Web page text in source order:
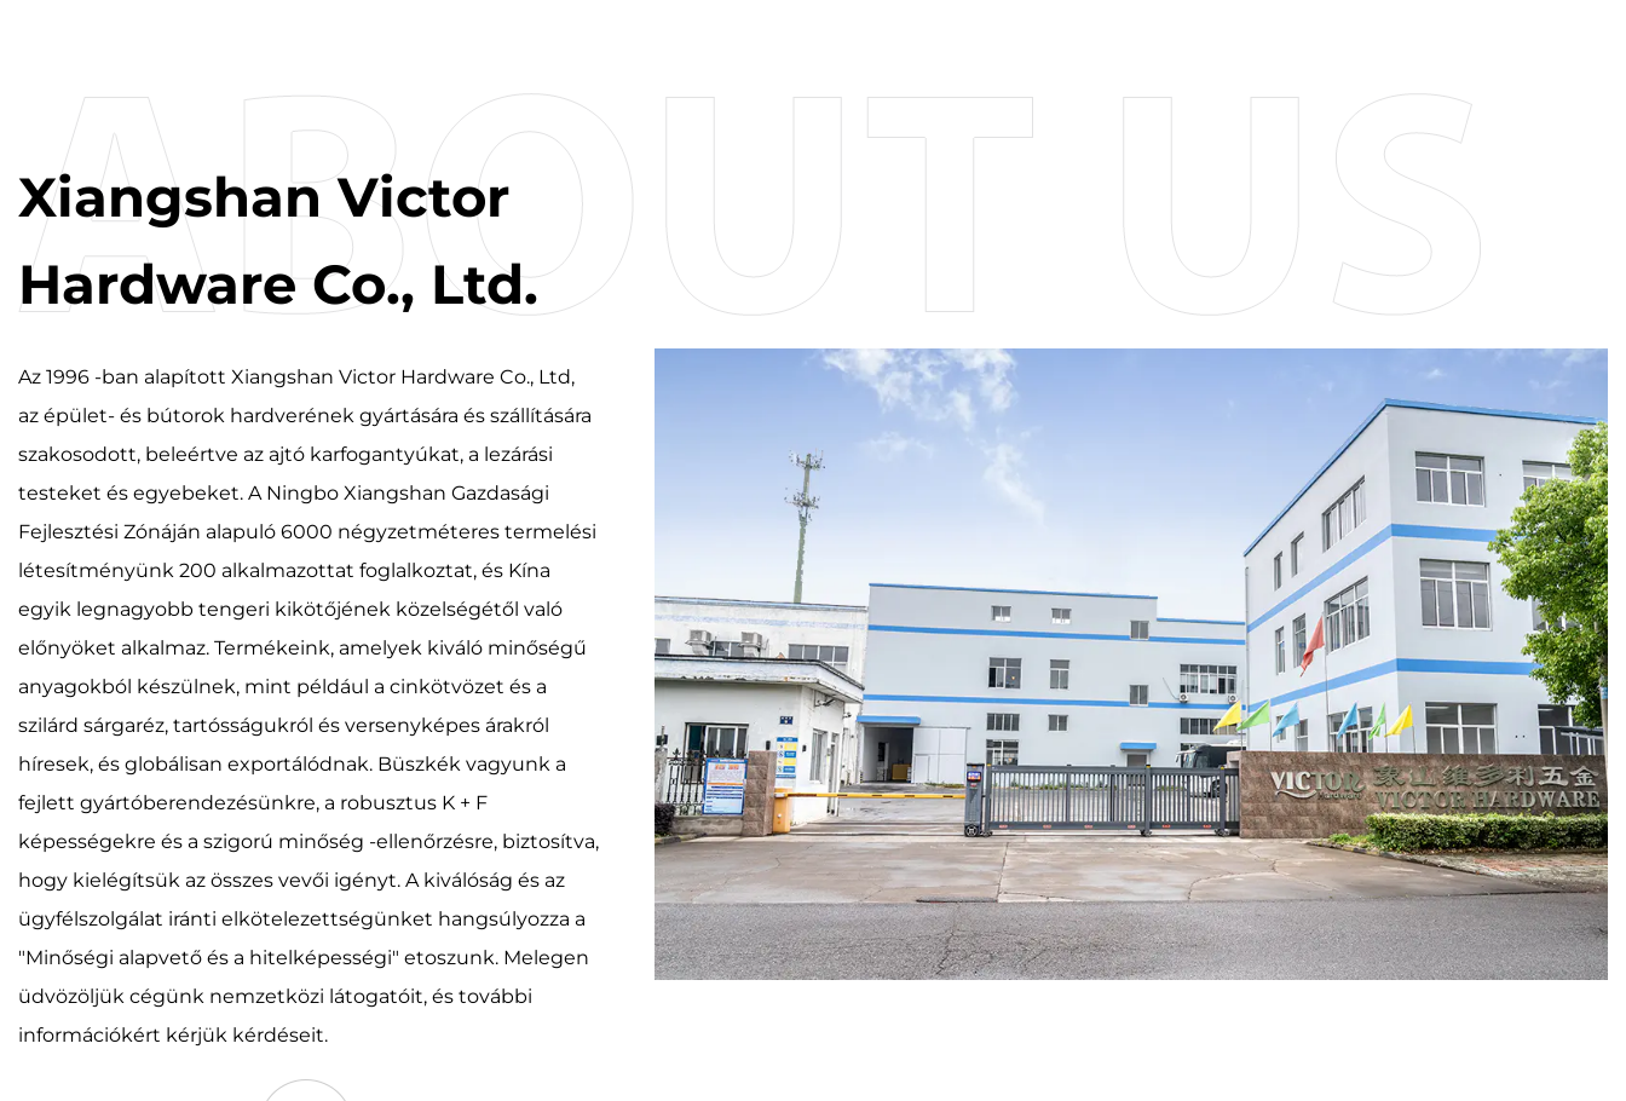
Xiangshan Victor
Hardware Co., Ltd.
Az 1996 -ban alapított Xiangshan Victor Hardware Co., Ltd,
az épület- és bútorok hardverének gyártására és szállítására
szakosodott, beleértve az ajtó karfogantyúkat, a lezárási
testeket és egyebeket. A Ningbo Xiangshan Gazdasági
Fejlesztési Zónáján alapuló 6000 négyzetméteres termelési
létesítményünk 200 alkalmazottat foglalkoztat, és Kína
egyik legnagyobb tengeri kikötőjének közelségétől való
előnyöket alkalmaz. Termékeink, amelyek kiváló minőségű
anyagokból készülnek, mint például a cinkötvözet és a
szilárd sárgaréz, tartósságukról és versenyképes árakról
híresek, és globálisan exportálódnak. Büszkék vagyunk a
fejlett gyártóberendezésünkre, a robusztus K + F
képességekre és a szigorú minőség -ellenőrzésre, biztosítva,
hogy kielégítsük az összes vevői igényt. A kiválóság és az
ügyfélszolgálat iránti elkötelezettségünket hangsúlyozza a
"Minőségi alapvető és a hitelképességi" etoszunk. Melegen
üdvözöljük cégünk nemzetközi látogatóit, és további
információkért kérjük kérdéseit.